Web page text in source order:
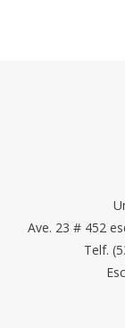
Ave. 23 # 452
Telf.